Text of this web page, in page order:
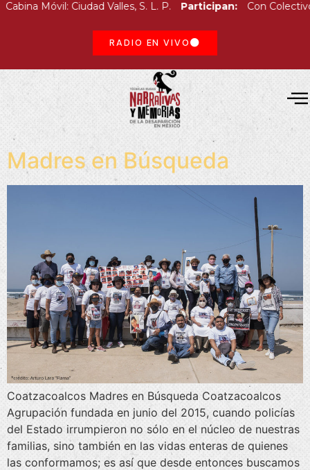
Móvil: Ciudad Valles, S. L. P. Participan: Con Colectivo
RADIO EN VIVO
Madres en Búsqueda
Coatzacoalcos Madres en Búsqueda Coatzacoalcos
Agrupación fundada en junio del 2015, cuando policías
del Estado irrumpieron no sólo en el núcleo de nuestras
familias, sino también en las vidas enteras de quienes
las conformamos; es así que desde entonces buscamos